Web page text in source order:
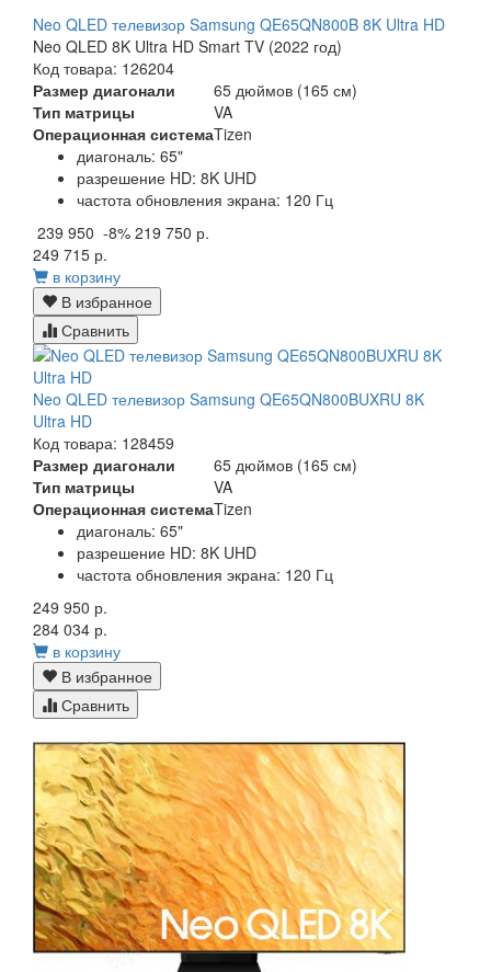
Neo QLED телевизор Samsung QE65QN800B 8K Ultra HD
Neo QLED 8K Ultra HD Smart TV (2022 год)
Код товара: 126204
Размер диагонали
65 дюймов (165 см)
Тип матрицы
VA
Операционная системаTizen
диагональ: 65"
разрешение HD: 8K UHD
частота обновления экрана: 120 Гц
239 950 -8% 219 750 р.
249 715 р.
в корзину
В избранное
Сравнить
Neo QLED телевизор Samsung QE65QN800BUXRU 8K
Ultra HD
Код товара: 128459
Размер диагонали
65 дюймов (165 см)
Тип матрицы
VA
Операционная системаTizen
диагональ: 65"
разрешение HD: 8K UHD
частота обновления экрана: 120 Гц
249 950 р.
284 034 р.
в корзину
В избранное
Сравнить